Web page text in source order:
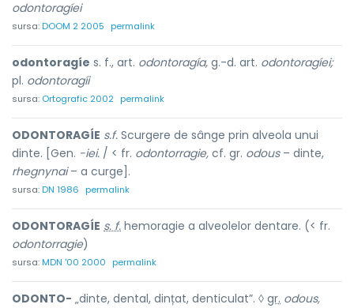
odontoragíei
sursa:DOOM 2 2005 permalink
odontoragíe s. f., art. odontoragía, g.-d. art. odontoragíei;
pl. odontoragíi
sursa: Ortografic 2002 permalink
ODONTORAGÍE s.f. Scurgere de sânge prin alveola unui
dinte. [Gen. -iei. / < fr. odontorragie, cf. gr. odous– dinte,
rhegnynai– a curge].
sursa:DN 1986 permalink
ODONTORAGÍE s. f. hemoragie a alveolelor dentare. (< fr.
odontorragie)
sursa:MDN '00 2000 permalink
ODONTO- „dinte, dental, dințat, denticulat”. ◊ gr. odous,